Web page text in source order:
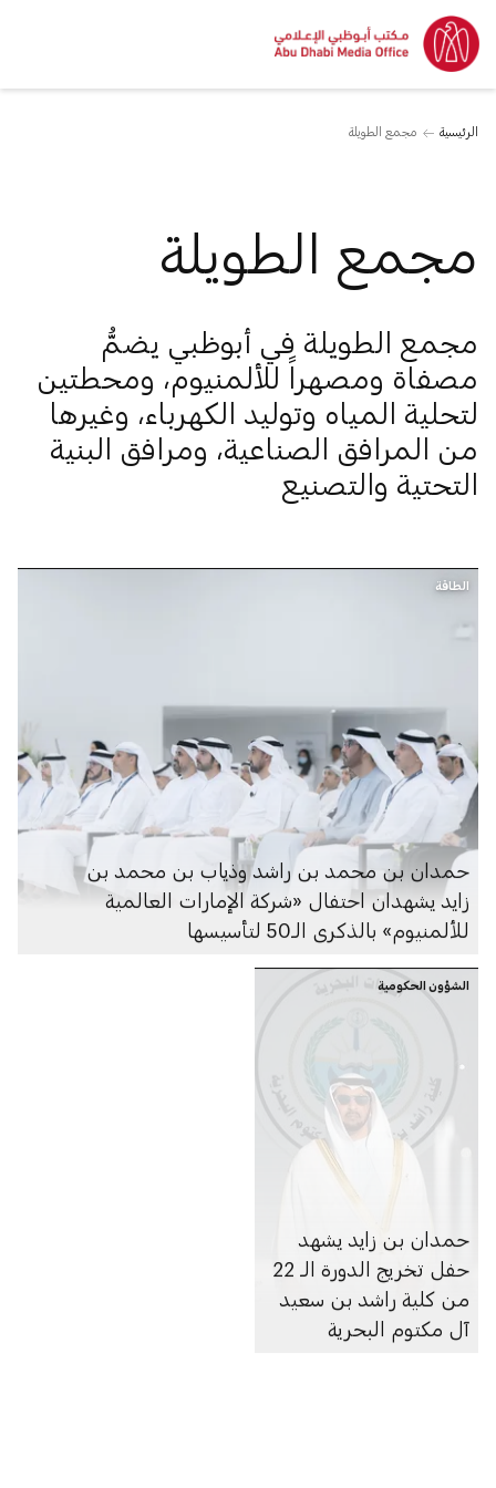
الرئيسية مجمع الطويلة
مجمع الطويلة
مجمع الطويلة في أبوظبي يضمُّ
مصفاة ومصهراً للألمنيوم، ومحطتين
لتحلية المياه وتوليد الكهرباء، وغيرها
من المرافق الصناعية، ومرافق البنية
التحتية والتصنيع
الطاقة
حمدان بن محمد بن راشد وذياب بن محمد بن
زايد يشهدان احتفال «شركة الإمارات العالمية
للألمنيوم» بالذكرى الـ50 لتأسيسها
الشؤون الحكومية
حمدان بن زايد يشهد
حفل تخريج الدورة الـ 22
من كلية راشد بن سعيد
آل مكتوم البحرية